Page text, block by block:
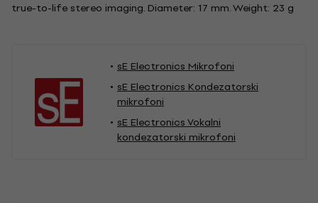
true-to-life stereo imaging. Diameter: 17 mm. Weight: 23 g
sE Electronics Mikrofoni
sE Electronics Kondezatorski
mikrofoni
sE Electronics Vokalni
kondezatorski mikrofoni